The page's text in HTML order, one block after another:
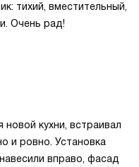
тихий, вместительный,
Очень рад!
кухни, встраивал
и ровно. Установка
вправо, фасад